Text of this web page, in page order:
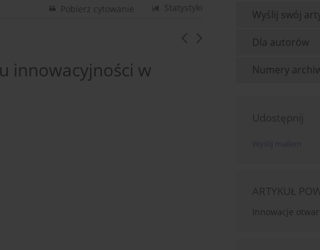
Statystyki
Pobierz cytowanie
innowacyjności w
Wyślij swój
Dla autorów
Numery
Udostępnij
ARTYKUŁ
Innowacje